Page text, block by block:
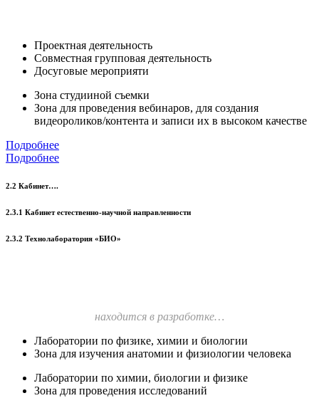
Проектная деятельность
Совместная групповая деятельность
Досуговые мероприяти
Зона студииной съемки
Зона для проведения вебинаров, для создания
видеороликов/контента и записи их в высоком качестве
Подробнее
Подробнее
2.2 Кабинет….
2.3.1 Кабинет естественно-научной направленности
2.3.2 Технолаборатория «БИО»
находится в разработке…
Лаборатории по физике, химии и биологии
Зона для изучения анатомии и физиологии человека
Лаборатории по химии, биологии и физике
Зона для проведения исследований